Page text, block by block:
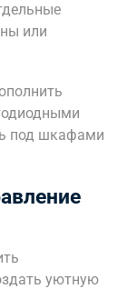
или
под шкафами
уютную